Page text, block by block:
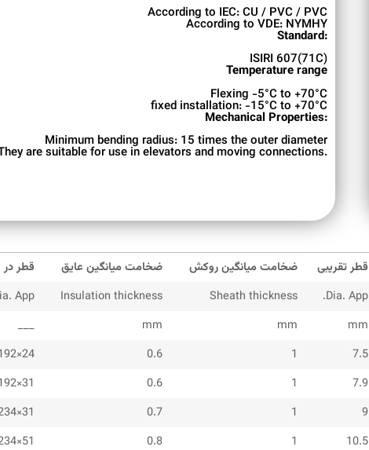
According to IEC: CU / PVC / PVC
According to VDE: NYMHY
Standard:
ISIRI 607(71C)
Temperature range
Flexing -5°C to +70°C
fixed installation: -15°C to +70°C
Mechanical Properties:
Minimum bending radius: 15 times the outer diameter
are suitable for use in elevators and moving connections.
قطر تقریبی ضخامت میانگین روکش ضخامت میانگین عایق قطر در
Dia. App.
Sheath thickness
Insulation thickness
App.
mm
mm
mm
___
7.5
1
0.6
24×0.192
7.9
1
0.6
31×0.192
9
1
0.7
31×0.234
10.5
1
0.8
51×0.234